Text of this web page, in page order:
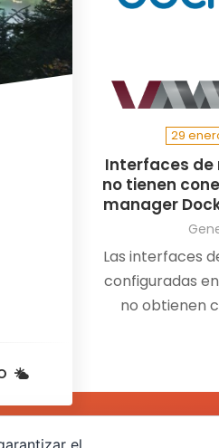
29
Interfaces de
no tienen
manager
Las interfaces
configuradas
no obtienen
el